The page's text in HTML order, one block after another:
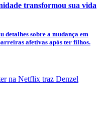
transformou sua vida
sobre a mudança em
afetivas após ter filhos.